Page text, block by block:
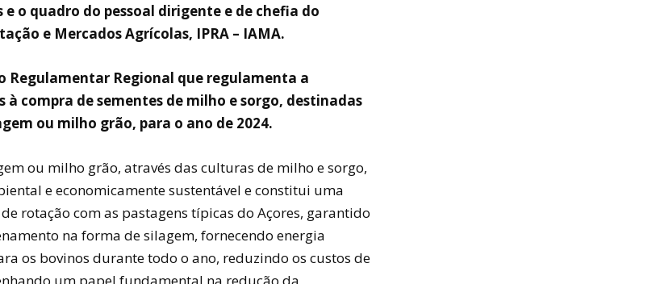
o quadro do pessoal dirigente e de chefia do
e Mercados Agrícolas, IPRA – IAMA.
Regulamentar Regional que regulamenta a
à compra de sementes de milho e sorgo, destinadas
ou milho grão, para o ano de 2024.
ou milho grão, através das culturas de milho e sorgo,
e economicamente sustentável e constitui uma
rotação com as pastagens típicas do Açores, garantido
na forma de silagem, fornecendo energia
os bovinos durante todo o ano, reduzindo os custos de